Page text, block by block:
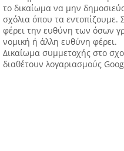
το δικαίωμα να μην
σχόλια όπου τα εντοπίζουμε.
φέρει την ευθύνη των όσων
νομική ή άλλη ευθύνη φέρει.
Δικαίωμα συμμετοχής στο
διαθέτουν λογαριασμούς